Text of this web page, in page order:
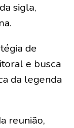
sigla,
de
e busca
da legenda
reunião,